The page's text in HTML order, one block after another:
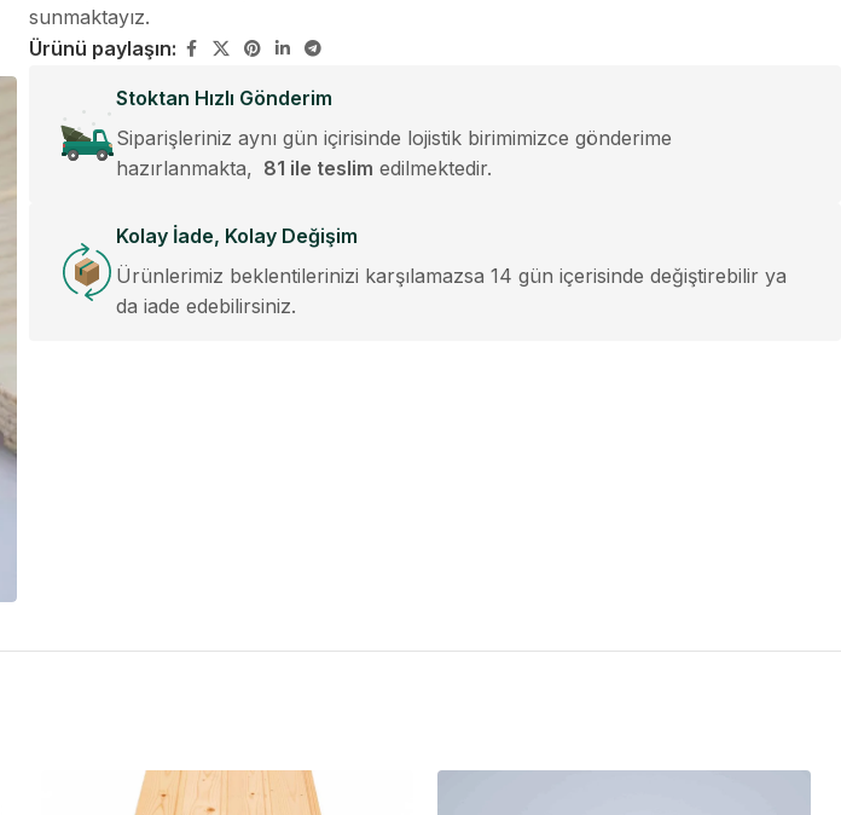
sunmaktayız.
Ürünü paylaşın:
Stoktan Hızlı Gönderim
Siparişleriniz aynı gün içirisinde lojistik birimimizce gönderime
hazırlanmakta, 81 ile teslim edilmektedir.
Kolay İade, Kolay Değişim
Ürünlerimiz beklentilerinizi karşılamazsa 14 gün içerisinde değiştirebilir ya
da iade edebilirsiniz.